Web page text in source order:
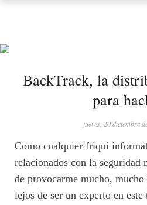
BackTrack, la
para
jueves, 20 diciembre
Como cualquier friqui
relacionados con la seguridad
de provocarme mucho,
lejos de ser un experto en